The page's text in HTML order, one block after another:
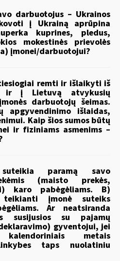
darbuotojus – Ukrainos
į Ukrainą aprūpina
kuprines, pledus,
mokestinės prievolės
įmonei/darbuotojui?
remti ir išlaikyti iš
ir į Lietuvą atvykusių
darbuotojų šeimas.
apgyvendinimo išlaidas,
Kaip šios sumos būtų
ir fiziniams asmenims –
paramą savo
(maisto prekės,
karo pabėgėliams. B)
teikianti įmonė suteiks
Ar neatsiranda
susijusios su pajamų
gyventojui, jei
metais
taps nuolatiniu